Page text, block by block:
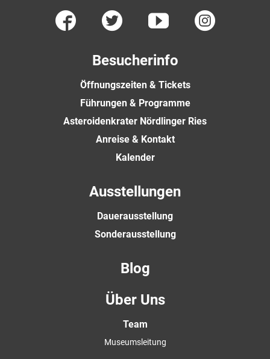
Besucherinfo
Öffnungszeiten & Tickets
Führungen & Programme
Asteroidenkrater Nördlinger Ries
Anreise & Kontakt
Kalender
Ausstellungen
Dauerausstellung
Sonderausstellung
Blog
Über Uns
Team
Museumsleitung